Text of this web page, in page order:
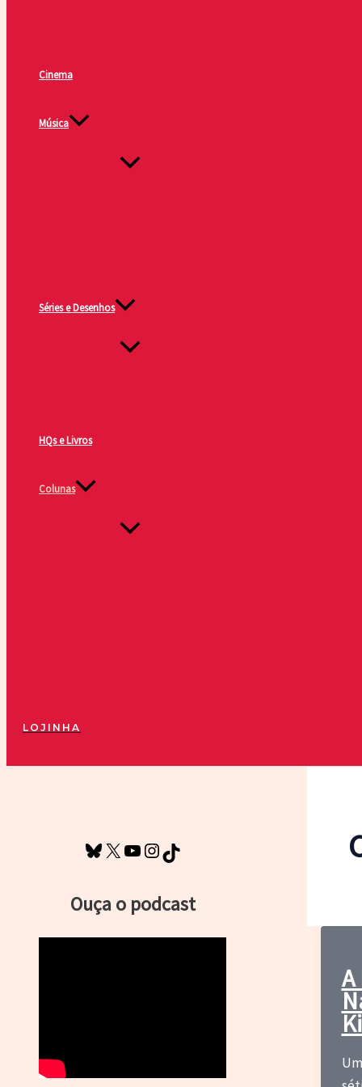
Cinema
Música
Séries e Desenhos
HQs e Livros
Colunas
LOJINHA
Bluesky X Youtube InstagramTikTok
Ouça o podcast
A